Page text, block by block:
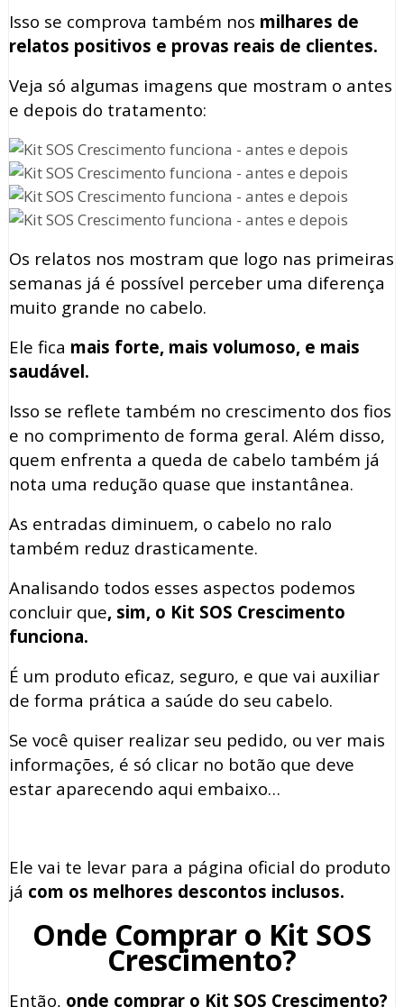
Isso se comprova também nos milhares de
relatos positivos e provas reais de clientes.
Veja só algumas imagens que mostram o antes
e depois do tratamento:
Os relatos nos mostram que logo nas primeiras
semanas já é possível perceber uma diferença
muito grande no cabelo.
Ele fica mais forte, mais volumoso, e mais
saudável.
Isso se reflete também no crescimento dos fios
e no comprimento de forma geral. Além disso,
quem enfrenta a queda de cabelo também já
nota uma redução quase que instantânea.
As entradas diminuem, o cabelo no ralo
também reduz drasticamente.
Analisando todos esses aspectos podemos
concluir que, sim, o Kit SOS Crescimento
funciona.
É um produto eficaz, seguro, e que vai auxiliar
de forma prática a saúde do seu cabelo.
Se você quiser realizar seu pedido, ou ver mais
informações, é só clicar no botão que deve
estar aparecendo aqui embaixo…
Ele vai te levar para a página oficial do produto
já com os melhores descontos inclusos.
Onde Comprar o Kit SOS
Crescimento?
Então, onde comprar o Kit SOS Crescimento?